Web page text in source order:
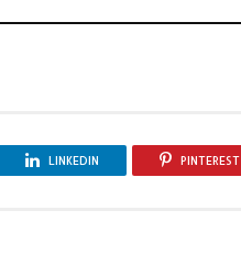
LINKEDIN PINTEREST